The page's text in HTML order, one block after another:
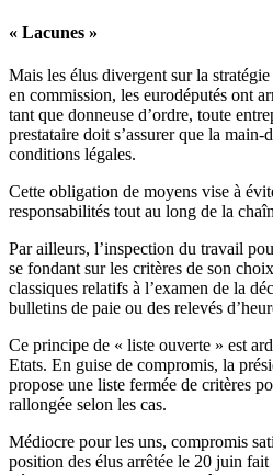
« Lacunes »
Mais les élus divergent sur la
en commission, les eurodéputés ont
tant que donneuse d’ordre, toute
prestataire doit s’assurer que la main-
conditions légales.
Cette obligation de moyens vise à
responsabilités tout au long de la
Par ailleurs, l’inspection du travail
se fondant sur les critères de son
classiques relatifs à l’examen de la
bulletins de paie ou des relevés
Ce principe de « liste ouverte » est
Etats. En guise de compromis, la
propose une liste fermée de critères
rallongée selon les cas.
Médiocre pour les uns, compromis
position des élus arrêtée le 20 juin